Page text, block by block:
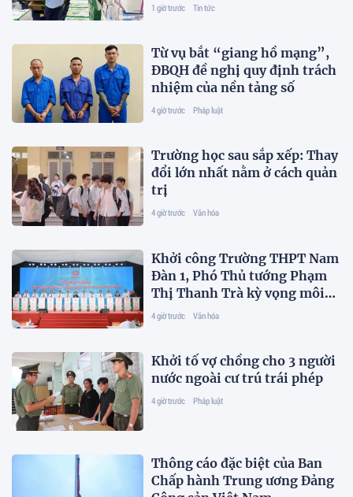
1 giờ trước Tin tức
Từ vụ bắt “giang hồ mạng”,
ĐBQH đề nghị quy định trách
nhiệm của nền tảng số
4 giờ trước Pháp luật
Trường học sau sắp xếp: Thay
đổi lớn nhất nằm ở cách quản
trị
4 giờ trước Văn hóa
Khởi công Trường THPT Nam
Đàn 1, Phó Thủ tướng Phạm
Thị Thanh Trà kỳ vọng môi
trường giáo dục chất lượng
4 giờ trước Văn hóa
Khởi tố vợ chồng cho 3 người
nước ngoài cư trú trái phép
4 giờ trước Pháp luật
Thông cáo đặc biệt của Ban
Chấp hành Trung ương Đảng